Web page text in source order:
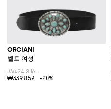
ORCIANI
벨트 여성
₩424,816
₩339,859
-20%